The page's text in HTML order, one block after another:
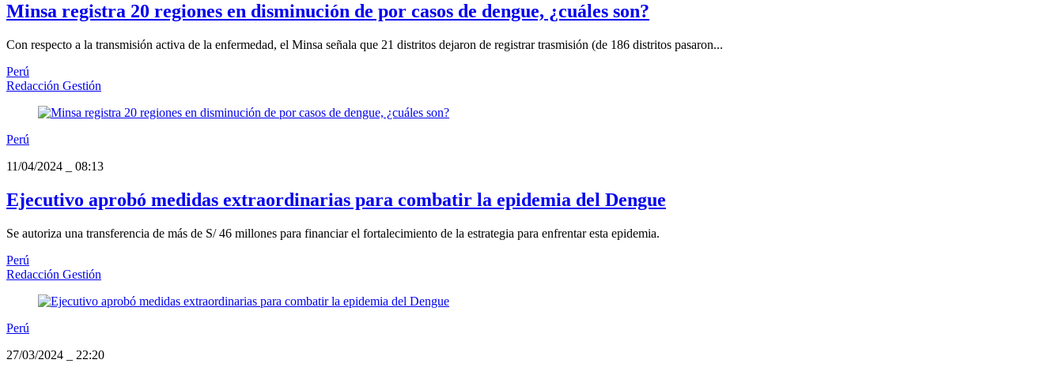
Minsa registra 20 regiones en disminución de por casos de dengue, ¿cuáles son?
Con respecto a la transmisión activa de la enfermedad, el Minsa señala que 21 distritos dejaron de registrar trasmisión (de 186 distritos pasaron...
Perú
Redacción Gestión
Perú
11/04/2024
08:13
Ejecutivo aprobó medidas extraordinarias para combatir la epidemia del Dengue
Se autoriza una transferencia de más de S/ 46 millones para financiar el fortalecimiento de la estrategia para enfrentar esta epidemia.
Perú
Redacción Gestión
Perú
27/03/2024
22:20